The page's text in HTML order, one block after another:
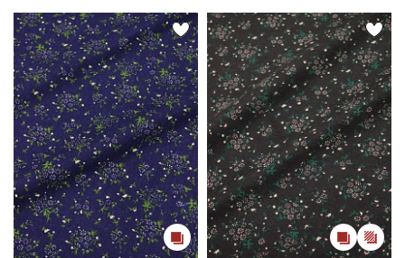
Электронная почта
Подписаться
Ознакомлен(а) сПолитикой обработки персональных
данных и даюСогласие на обработку персональных
данных
ДаюСогласие на получение рекламных и
информационных рассылок